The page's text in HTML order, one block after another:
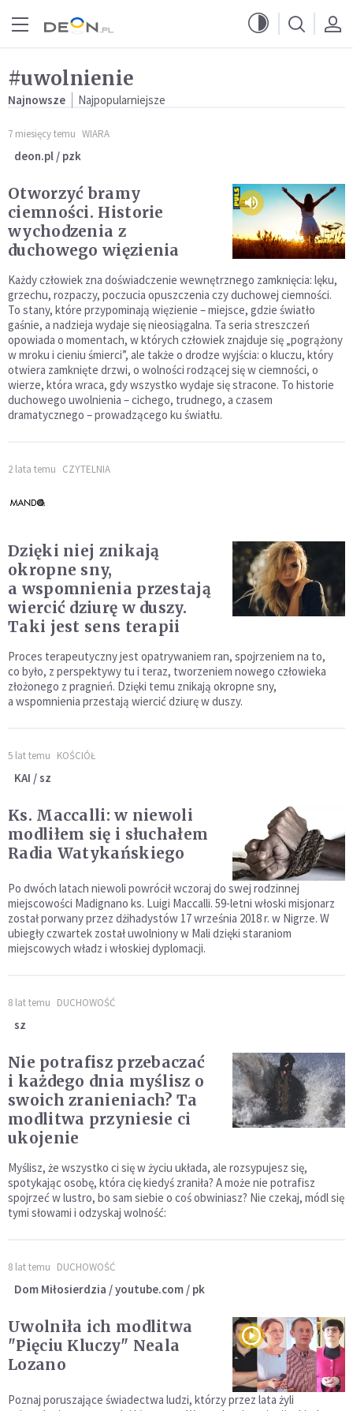
#uwolnienie
Najnowsze Najpopularniejsze
7 miesięcy temu WIARA
deon.pl / pzk
Otworzyć bramy
ciemności. Historie
wychodzenia z
duchowego więzienia
Każdy człowiek zna doświadczenie wewnętrznego zamknięcia: lęku,
grzechu, rozpaczy, poczucia opuszczenia czy duchowej ciemności.
To stany, które przypominają więzienie – miejsce, gdzie światło
gaśnie, a nadzieja wydaje się nieosiągalna. Ta seria streszczeń
opowiada o momentach, w których człowiek znajduje się „pogrążony
w mroku i cieniu śmierci”, ale także o drodze wyjścia: o kluczu, który
otwiera zamknięte drzwi, o wolności rodzącej się w ciemności, o
wierze, która wraca, gdy wszystko wydaje się stracone. To historie
duchowego uwolnienia – cichego, trudnego, a czasem
dramatycznego – prowadzącego ku światłu.
2 lata temu CZYTELNIA
Dzięki niej znikają
okropne sny,
a wspomnienia przestają
wiercić dziurę w duszy.
Taki jest sens terapii
Proces terapeutyczny jest opatrywaniem ran, spojrzeniem na to,
co było, z perspektywy tu i teraz, tworzeniem nowego człowieka
złożonego z pragnień. Dzięki temu znikają okropne sny,
a wspomnienia przestają wiercić dziurę w duszy.
5 lat temu KOŚCIÓŁ
KAI / sz
Ks. Maccalli: w niewoli
modliłem się i słuchałem
Radia Watykańskiego
Po dwóch latach niewoli powrócił wczoraj do swej rodzinnej
miejscowości Madignano ks. Luigi Maccalli. 59-letni włoski misjonarz
został porwany przez dżihadystów 17 września 2018 r. w Nigrze. W
ubiegły czwartek został uwolniony w Mali dzięki staraniom
miejscowych władz i włoskiej dyplomacji.
8 lat temu DUCHOWOŚĆ
sz
Nie potrafisz przebaczać
i każdego dnia myślisz o
swoich zranieniach? Ta
modlitwa przyniesie ci
ukojenie
Myślisz, że wszystko ci się w życiu układa, ale rozsypujesz się,
spotykając osobę, która cię kiedyś zraniła? A może nie potrafisz
spojrzeć w lustro, bo sam siebie o coś obwiniasz? Nie czekaj, módl się
tymi słowami i odzyskaj wolność:
8 lat temu DUCHOWOŚĆ
Dom Miłosierdzia / youtube.com / pk
Uwolniła ich modlitwa
"Pięciu Kluczy" Neala
Lozano
Poznaj poruszające świadectwa ludzi, którzy przez lata żyli